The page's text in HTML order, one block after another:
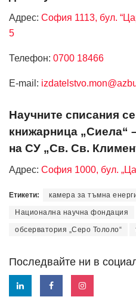
Адрес: София 1113, бул.
5
Телефон: 0700 18466
Е-mail:
Научните списания
книжарница „Сиела“
на СУ „Св. Св.
Адрес: София 1000, бул.
Етикети: камера за тъмна
Национална научна фондация
обсерватория „Серо Тололо“
Последвайте ни в